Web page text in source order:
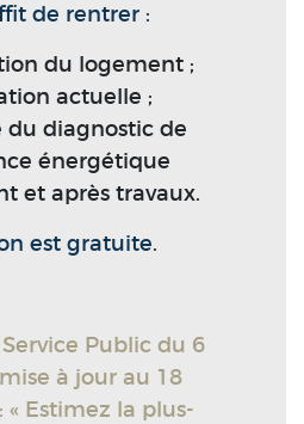
de rentrer :
du logement ;
actuelle ;
du diagnostic de
énergétique
et après travaux.
est gratuite.
Public du 6
à jour au 18
« Estimez la plus-